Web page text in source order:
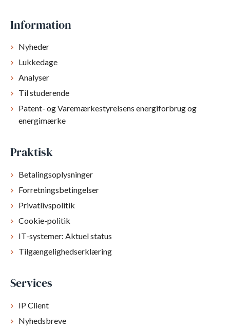
Information
Nyheder
Lukkedage
Analyser
Til studerende
Patent- og Varemærkestyrelsens energiforbrug og
energimærke
Praktisk
Betalingsoplysninger
Forretningsbetingelser
Privatlivspolitik
Cookie-politik
IT-systemer: Aktuel status
Tilgængelighedserklæring
Services
IP Client
Nyhedsbreve